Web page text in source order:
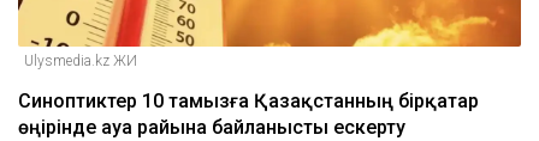
Ulysmedia.kz ЖИ
Синоптиктер 10 тамызға Қазақстанның бірқатар
өңірінде ауа райына байланысты ескерту